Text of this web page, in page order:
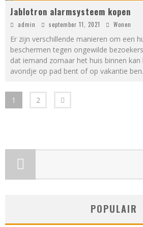
Jablotron alarmsysteem kopen
admin september 11, 2021 Wonen
Er zijn verschillende manieren om een
beschermen tegen ongewilde
dat iemand zomaar het huis binnen
avondje op pad bent of op vakantie ben
1 2
POPULAIR